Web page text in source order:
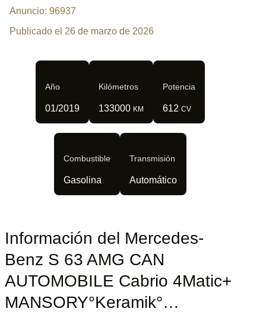
Anuncio: 96937
Publicado el 26 de marzo de 2026
Año
01/2019
Kilómetros
133000 KM
Potencia
612 CV
Combustible
Gasolina
Transmisión
Automático
Información del Mercedes-
Benz S 63 AMG CAN
AUTOMOBILE Cabrio 4Matic+
MANSORY°Keramik°…